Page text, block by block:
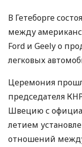
В Гетеборге
между
Ford и Geely о
легковых
Церемония
председателя
Швецию с
летием
отношений